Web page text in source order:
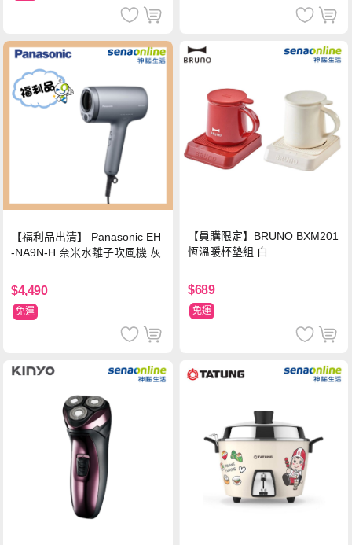
【福利品出清】 Panasonic EH
-NA9N-H 奈米水離子吹風機 灰
$4,490
免運
【員購限定】BRUNO BXM201
恆溫暖杯墊組 白
$689
免運